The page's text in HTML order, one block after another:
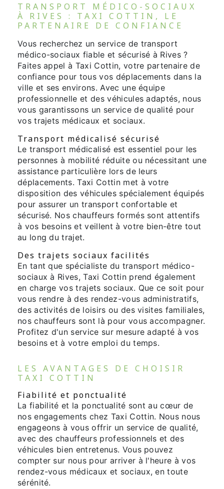
TRANSPORT MÉDICO-SOCIAUX
À RIVES : TAXI COTTIN, LE
PARTENAIRE DE CONFIANCE
Vous recherchez un service de transport
médico-sociaux fiable et sécurisé à Rives ?
Faites appel à Taxi Cottin, votre partenaire de
confiance pour tous vos déplacements dans la
ville et ses environs. Avec une équipe
professionnelle et des véhicules adaptés, nous
vous garantissons un service de qualité pour
vos trajets médicaux et sociaux.
Transport médicalisé sécurisé
Le transport médicalisé est essentiel pour les
personnes à mobilité réduite ou nécessitant une
assistance particulière lors de leurs
déplacements. Taxi Cottin met à votre
disposition des véhicules spécialement équipés
pour assurer un transport confortable et
sécurisé. Nos chauffeurs formés sont attentifs
à vos besoins et veillent à votre bien-être tout
au long du trajet.
Des trajets sociaux facilités
En tant que spécialiste du transport médico-
sociaux à Rives, Taxi Cottin prend également
en charge vos trajets sociaux. Que ce soit pour
vous rendre à des rendez-vous administratifs,
des activités de loisirs ou des visites familiales,
nos chauffeurs sont là pour vous accompagner.
Profitez d'un service sur mesure adapté à vos
besoins et à votre emploi du temps.
LES AVANTAGES DE CHOISIR
TAXI COTTIN
Fiabilité et ponctualité
La fiabilité et la ponctualité sont au cœur de
nos engagements chez Taxi Cottin. Nous nous
engageons à vous offrir un service de qualité,
avec des chauffeurs professionnels et des
véhicules bien entretenus. Vous pouvez
compter sur nous pour arriver à l'heure à vos
rendez-vous médicaux et sociaux, en toute
sérénité.